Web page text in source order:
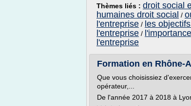
Thèmes liés : droit social
humaines droit social /
l'entreprise / les
l'entreprise /
l'entreprise
Formation en Rhône-
Que vous choisissiez
opérateur,...
De l'année 2017 à 2018 à